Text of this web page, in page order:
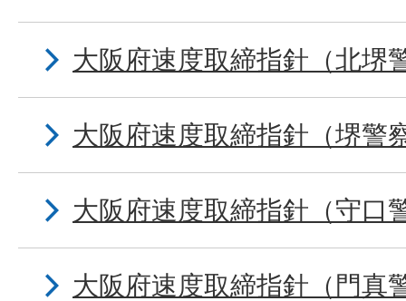
大阪府速度取締指針（北堺
大阪府速度取締指針（堺警
大阪府速度取締指針（守口
大阪府速度取締指針（門真